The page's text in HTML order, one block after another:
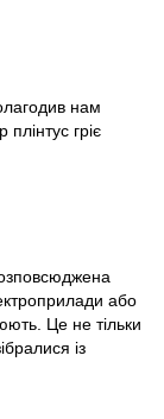
нам
гріє
або
Це не тільки
із